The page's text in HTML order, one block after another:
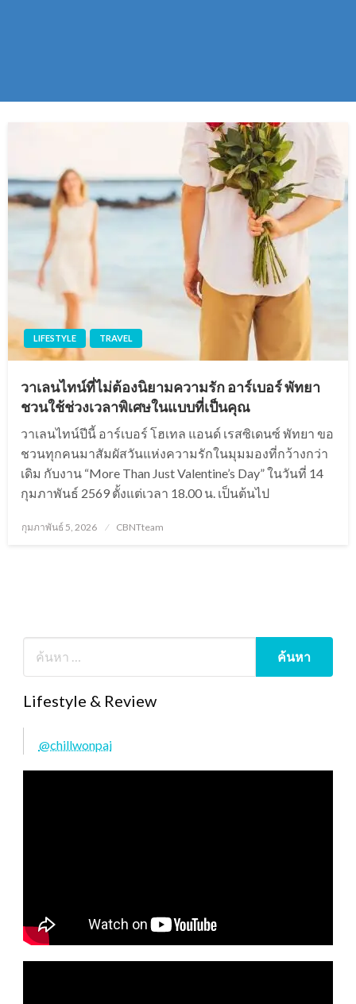
LIFESTYLE TRAVEL
วาเลนไทน์ที่ไม่ต้องนิยามความรัก อาร์เบอร์ พัทยา
ชวนใช้ช่วงเวลาพิเศษในแบบที่เป็นคุณ
วาเลนไทน์ปีนี้ อาร์เบอร์ โฮเทล แอนด์ เรสซิเดนซ์ พัทยา ขอ
ชวนทุกคนมาสัมผัสวันแห่งความรักในมุมมองที่กว้างกว่า
เดิม กับงาน “More Than Just Valentine’s Day” ในวันที่ 14
กุมภาพันธ์ 2569 ตั้งแต่เวลา 18.00 น. เป็นต้นไป
Posted
กุมภาพันธ์ 5, 2026 CBNTteam
Lifestyle & Review
@chillwonpai